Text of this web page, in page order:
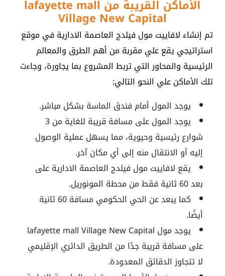
الأماكن القريبة من lafayette mall
Village New Capital
تم إنشاء لافاييت مول فيلدج العاصمة الادارية في موقع
استراتيجي يقع علي مقربة من أهم الطرق والمعالم
الرئيسية والمحاور التي تربط المشروع بما يجاورة، وجاءت
تلك الأماكن علي النحو التالي:
يوجد المول أمام فندق الماسة بشكل مباشر.
يوجد المول على مسافة قريبة للغاية من 3
شوارع رئيسية وحيوية، مما يسهل عملية الوصول
إليه أو الانتقال منه إلى أي مكان آخر.
يقع لافاييت مول فيلدج العاصمة الادارية على
بعد 60 ثانية فقط من محطة المونوريل.
كما يبعد عن الحي الحكومي مسافة 60 ثانية
أيضًا.
يوجد مول lafayette mall Village New Capital
على مسافة قريبة جدًا من الطريق الدائري الإقليمي
لا تتجاوز الدقائق المعدودة.